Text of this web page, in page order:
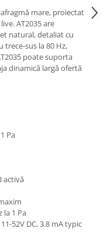
mare, proiectat
AT2035 are
natural, detaliat cu
sus la 80 Hz,
poate suporta
dinamică largă ofertă
Pa
activă
la 1 Pa
52V DC, 3.8 mA typic